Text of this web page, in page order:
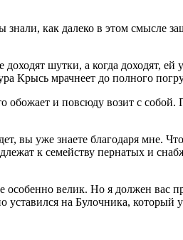
как далеко в этом смысле
шутки, а когда доходят,
Крысь мрачнеет до полного
обожает и повсюду возит с
вы уже знаете благодаря
к семейству пернатых и
велик. Но я должен вас
уставился на Булочника,